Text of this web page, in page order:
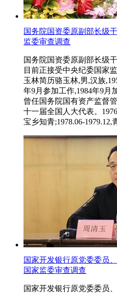
国务院国资委原副部长级
监委审查调查
国务院国资委原副部长级
目前正接受中央纪委国家
玉林简历骆玉林,男,汉族
年9月参加工作,1984年9月
曾任国务院国有资产监督
十一届全国人大代表。
宝乡知青;1978.06-
国家开发银行原党委委员
国家监委审查调查
国家开发银行原党委委员